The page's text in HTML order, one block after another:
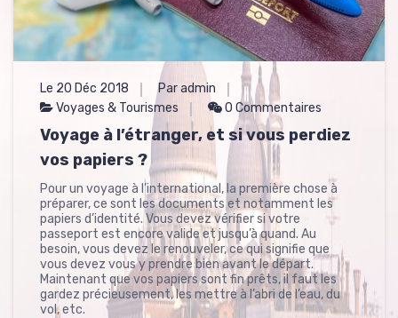
Le 20 Déc 2018
Par admin
Voyages & Tourismes
0 Commentaires
Voyage à l’étranger, et si vous perdiez
vos papiers ?
Pour un voyage à l’international, la première chose à
préparer, ce sont les documents et notamment les
papiers d’identité. Vous devez vérifier si votre
passeport est encore valide et jusqu’à quand. Au
besoin, vous devez le renouveler, ce qui signifie que
vous devez vous y prendre bien avant le départ.
Maintenant que vos papiers sont fin prêts, il faut les
gardez précieusement, les mettre à l’abri de l’eau, du
vol, etc.